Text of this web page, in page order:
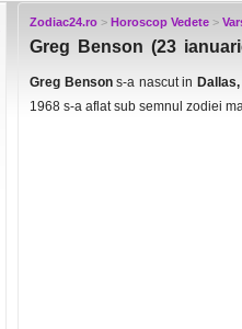
Zodiac24.ro > Horoscop Vedete >
Greg Benson (23
Greg Bensons-a nascut in
1968 s-a aflat sub semnul zodiei